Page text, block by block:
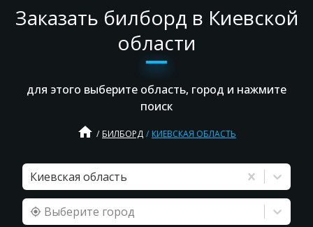
Заказать билборд в Киевской
области
для этого выберите область, город и нажмите
поиск
home БИЛБОРД КИЕВСКАЯ ОБЛАСТЬ
Киевская область
Выберите город